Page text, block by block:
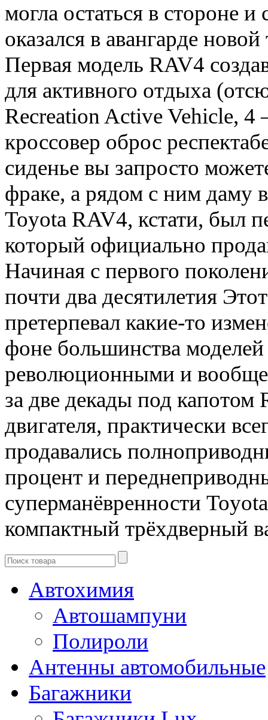
могла остаться в стороне
оказался в авангарде
Первая модель RAV4
для активного отдыха
Recreation Active Vehicle,
кроссовер оброс
сиденье вы запросто
фраке, а рядом с ним даму
Toyota RAV4, кстати, был
который официально
Начиная с первого
почти два десятилетия
претерпевал какие-то
фоне большинства
революционными и
за две декады под
двигателя, практически
продавались
процент и
суперманёвренности
компактный трёхдверный
Автохимия
Автошампуни
Полироли
Антенны автомобильные
Багажники